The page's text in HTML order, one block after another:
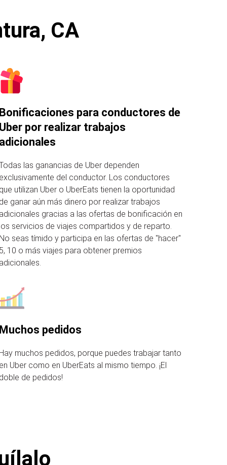
CA
para conductores de
por realizar trabajos
las ganancias de Uber dependen
del conductor. Los conductores
utilizan Uber o UberEats tienen la oportunidad
ganar aún más dinero por realizar trabajos
gracias a las ofertas de bonificación en
servicios de viajes compartidos y de reparto.
seas tímido y participa en las ofertas de "hacer"
10 o más viajes para obtener premios
pedidos
muchos pedidos, porque puedes trabajar tanto
Uber como en UberEats al mismo tiempo. ¡El
de pedidos!